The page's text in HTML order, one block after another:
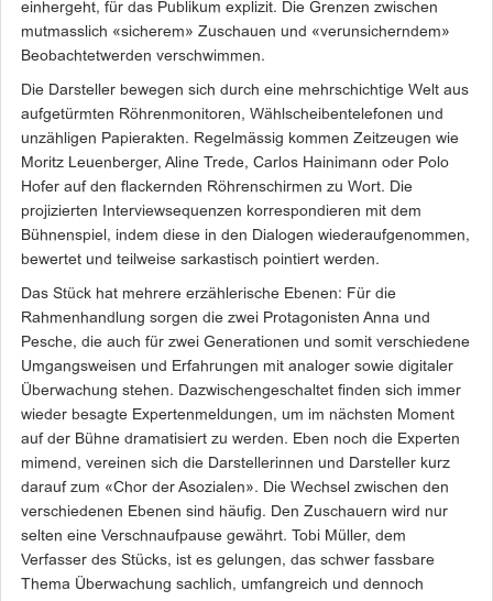
einhergeht, für das Publikum explizit. Die Grenzen zwischen
mutmasslich «sicherem» Zuschauen und «verunsicherndem»
Beobachtetwerden verschwimmen.
Die Darsteller bewegen sich durch eine mehrschichtige Welt aus
aufgetürmten Röhrenmonitoren, Wählscheibentelefonen und
unzähligen Papierakten. Regelmässig kommen Zeitzeugen wie
Moritz Leuenberger, Aline Trede, Carlos Hainimann oder Polo
Hofer auf den flackernden Röhrenschirmen zu Wort. Die
projizierten Interviewsequenzen korrespondieren mit dem
Bühnenspiel, indem diese in den Dialogen wiederaufgenommen,
bewertet und teilweise sarkastisch pointiert werden.
Das Stück hat mehrere erzählerische Ebenen: Für die
Rahmenhandlung sorgen die zwei Protagonisten Anna und
Pesche, die auch für zwei Generationen und somit verschiedene
Umgangsweisen und Erfahrungen mit analoger sowie digitaler
Überwachung stehen. Dazwischengeschaltet finden sich immer
wieder besagte Expertenmeldungen, um im nächsten Moment
auf der Bühne dramatisiert zu werden. Eben noch die Experten
mimend, vereinen sich die Darstellerinnen und Darsteller kurz
darauf zum «Chor der Asozialen». Die Wechsel zwischen den
verschiedenen Ebenen sind häufig. Den Zuschauern wird nur
selten eine Verschnaufpause gewährt. Tobi Müller, dem
Verfasser des Stücks, ist es gelungen, das schwer fassbare
Thema Überwachung sachlich, umfangreich und dennoch